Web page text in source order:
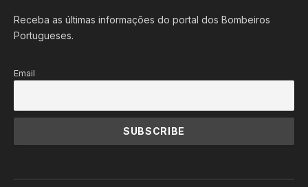
Receba as últimas informações do portal dos Bombeiros
Portugueses.
Email